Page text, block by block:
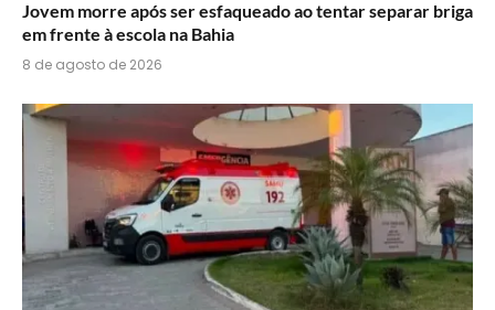
Jovem morre após ser esfaqueado ao tentar separar briga
em frente à escola na Bahia
8 de agosto de 2026